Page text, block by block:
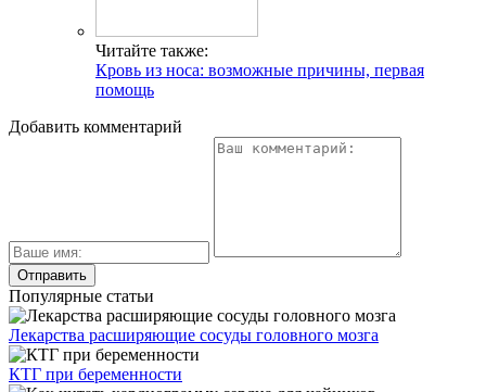
Читайте также:
Кровь из носа: возможные причины, первая
помощь
Добавить комментарий
Популярные статьи
Лекарства расширяющие сосуды головного мозга
КТГ при беременности